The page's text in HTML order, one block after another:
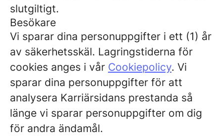
slutgiltigt.
Besökare
Vi sparar dina personuppgifter i ett (1) år
av säkerhetsskäl. Lagringstiderna för
cookies anges i vår Cookiepolicy. Vi
sparar dina personuppgifter för att
analysera Karriärsidans prestanda så
länge vi sparar personuppgifter om dig
för andra ändamål.